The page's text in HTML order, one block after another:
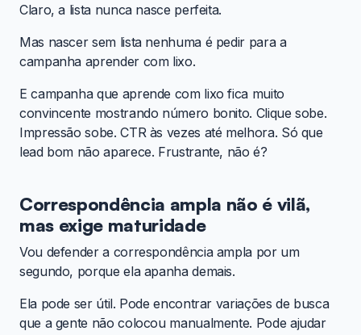
Claro, a lista nunca nasce perfeita.
Mas nascer sem lista nenhuma é pedir para a
campanha aprender com lixo.
E campanha que aprende com lixo fica muito
convincente mostrando número bonito. Clique sobe.
Impressão sobe. CTR às vezes até melhora. Só que
lead bom não aparece. Frustrante, não é?
Correspondência ampla não é vilã,
mas exige maturidade
Vou defender a correspondência ampla por um
segundo, porque ela apanha demais.
Ela pode ser útil. Pode encontrar variações de busca
que a gente não colocou manualmente. Pode ajudar